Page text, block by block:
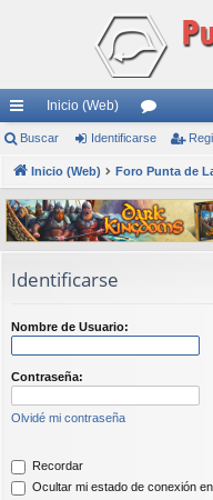
nl
ac
es
rá
pi
s
Inicio (Web)
or
os
Buscar Identificarse
Inicio (Web) Foro Punta de
Identificarse
Nombre de Usuario:
Contraseña:
Olvidé mi contraseña
Recordar
Ocultar mi estado de conexión